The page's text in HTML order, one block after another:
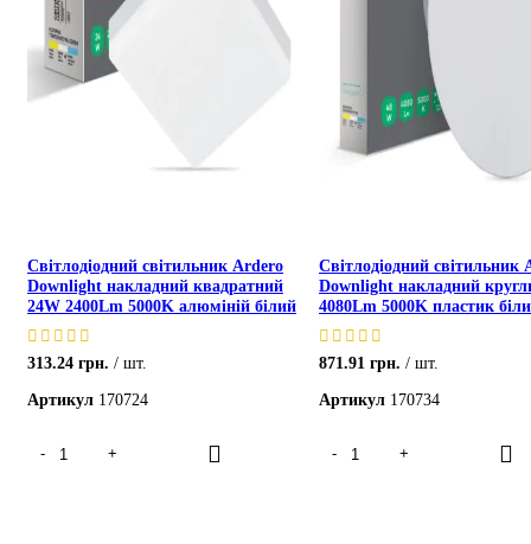
Світлодіодний світильник Ardero
Downlight накладний квадратний
24W 2400Lm 5000K алюміній білий
313.24 грн.
шт.
Артикул 170724
Світлодіодний світильник
Downlight накладний
4080Lm 5000K пластик
871.91 грн.
шт.
Артикул 170734